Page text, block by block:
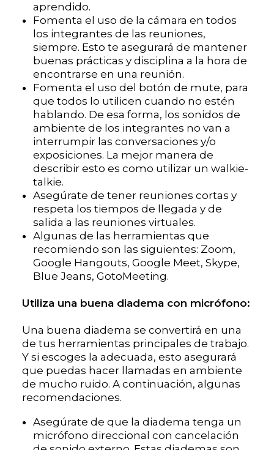
aprendido.
Fomenta el uso de la cámara en todos
los integrantes de las reuniones,
siempre. Esto te asegurará de mantener
buenas prácticas y disciplina a la hora de
encontrarse en una reunión.
Fomenta el uso del botón de mute, para
que todos lo utilicen cuando no estén
hablando. De esa forma, los sonidos de
ambiente de los integrantes no van a
interrumpir las conversaciones y/o
exposiciones. La mejor manera de
describir esto es como utilizar un walkie-
talkie.
Asegúrate de tener reuniones cortas y
respeta los tiempos de llegada y de
salida a las reuniones virtuales.
Algunas de las herramientas que
recomiendo son las siguientes: Zoom,
Google Hangouts, Google Meet, Skype,
Blue Jeans, GotoMeeting.
Utiliza una buena diadema con micrófono:
Una buena diadema se convertirá en una
de tus herramientas principales de trabajo.
Y si escoges la adecuada, esto asegurará
que puedas hacer llamadas en ambiente
de mucho ruido. A continuación, algunas
recomendaciones.
Asegúrate de que la diadema tenga un
micrófono direccional con cancelación